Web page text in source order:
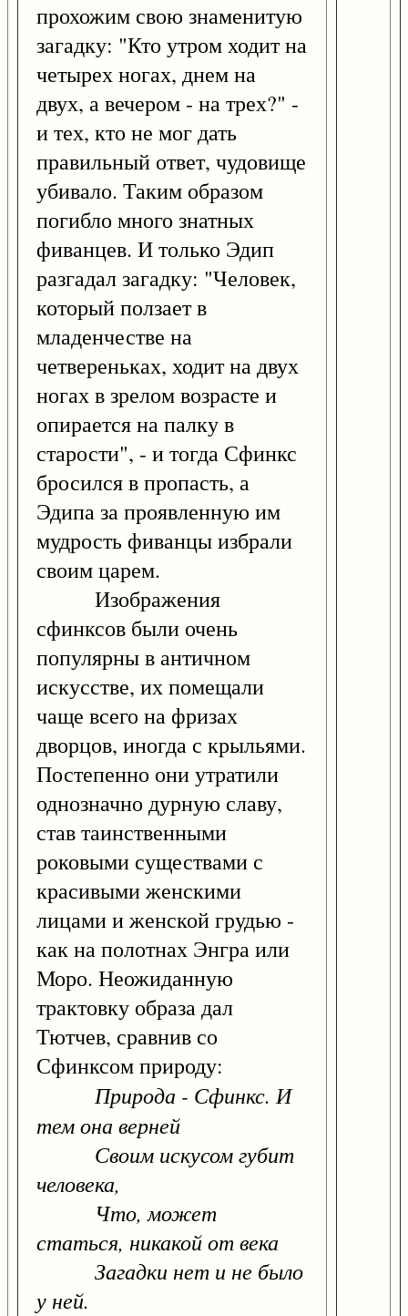
прохожим свою знаменитую
загадку: "Кто утром ходит на
четырех ногах, днем на
двух, а вечером - на трех?" -
и тех, кто не мог дать
правильный ответ, чудовище
убивало. Таким образом
погибло много знатных
фиванцев. И только Эдип
разгадал загадку: "Человек,
который ползает в
младенчестве на
четвереньках, ходит на двух
ногах в зрелом возрасте и
опирается на палку в
старости", - и тогда Сфинкс
бросился в пропасть, а
Эдипа за проявленную им
мудрость фиванцы избрали
своим царем.
Изображения
сфинксов были очень
популярны в античном
искусстве, их помещали
чаще всего на фризах
дворцов, иногда с крыльями.
Постепенно они утратили
однозначно дурную славу,
став таинственными
роковыми существами с
красивыми женскими
лицами и женской грудью -
как на полотнах Энгра или
Моро. Неожиданную
трактовку образа дал
Тютчев, сравнив со
Сфинксом природу:
Природа - Сфинкс. И
тем она верней
Своим искусом губит
человека,
Что, может
статься, никакой от века
Загадки нет и не было
у ней.